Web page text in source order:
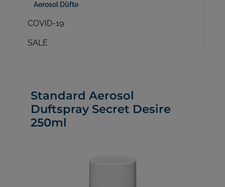
Aerosol Düfte
COVID-19
SALE
Standard Aerosol
Duftspray Secret Desire
250ml